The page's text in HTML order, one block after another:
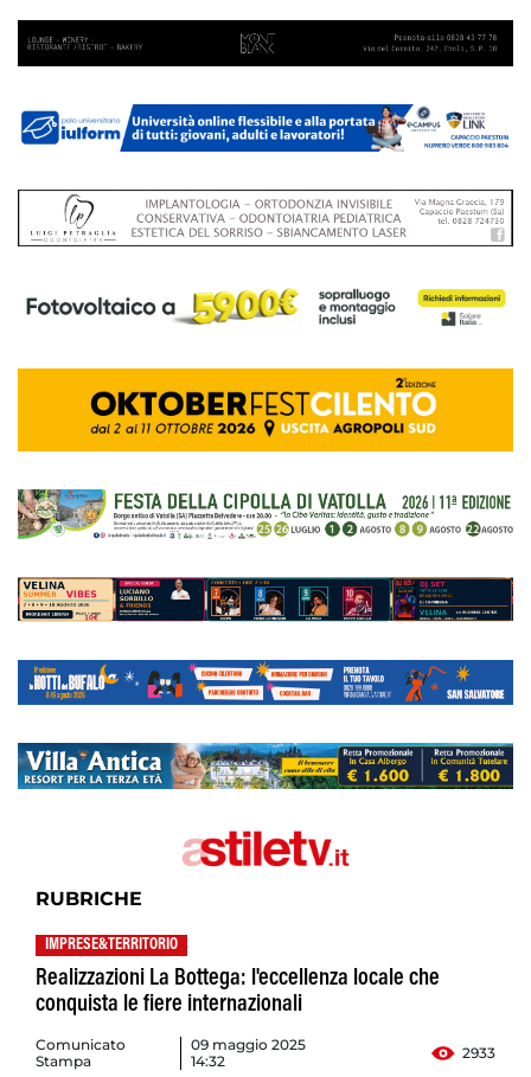
RUBRICHE
IMPRESE&TERRITORIO
Realizzazioni La Bottega: l'eccellenza locale che
conquista le fiere internazionali
Comunicato
Stampa
09 maggio 2025
14:32
2933